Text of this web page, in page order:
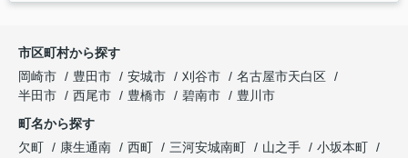
市区町村から探す
岡崎市
豊田市 安城市 刈谷市
名古屋市天白区
半田市
西尾市 豊橋市 碧南市
豊川市
町名から探す
欠町
康生通南 西町 三河安城南町 山之手
小坂本町